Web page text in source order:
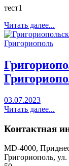
тест1
Читать далее...
03.07.2023
Читать далее...
Контактная
MD-4000,
Григориополь,